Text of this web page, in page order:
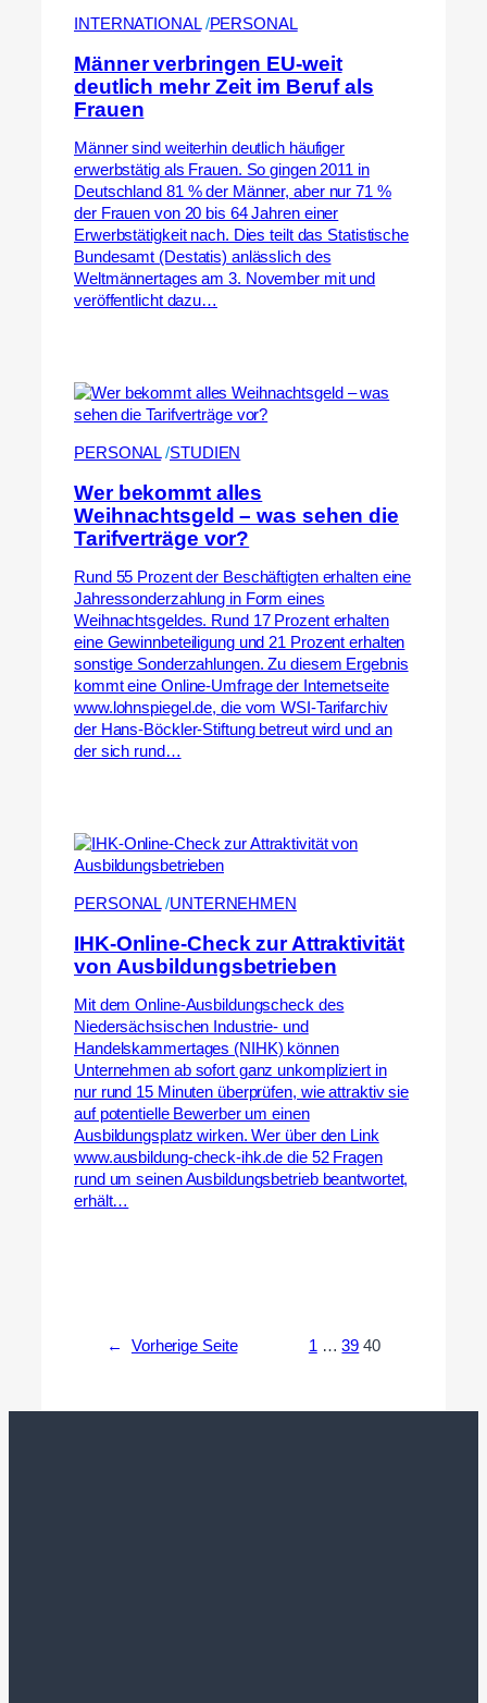
INTERNATIONAL /PERSONAL
Männer verbringen EU-weit
deutlich mehr Zeit im Beruf als
Frauen
Männer sind weiterhin deutlich häufiger
erwerbstätig als Frauen. So gingen 2011 in
Deutschland 81 % der Männer, aber nur 71 %
der Frauen von 20 bis 64 Jahren einer
Erwerbstätigkeit nach. Dies teilt das Statistische
Bundesamt (Destatis) anlässlich des
Weltmännertages am 3. November mit und
veröffentlicht dazu…
PERSONAL /STUDIEN
Wer bekommt alles
Weihnachtsgeld – was sehen die
Tarifverträge vor?
Rund 55 Prozent der Beschäftigten erhalten eine
Jahressonderzahlung in Form eines
Weihnachtsgeldes. Rund 17 Prozent erhalten
eine Gewinnbeteiligung und 21 Prozent erhalten
sonstige Sonderzahlungen. Zu diesem Ergebnis
kommt eine Online-Umfrage der Internetseite
www.lohnspiegel.de, die vom WSI-Tarifarchiv
der Hans-Böckler-Stiftung betreut wird und an
der sich rund…
PERSONAL /UNTERNEHMEN
IHK-Online-Check zur Attraktivität
von Ausbildungsbetrieben
Mit dem Online-Ausbildungscheck des
Niedersächsischen Industrie- und
Handelskammertages (NIHK) können
Unternehmen ab sofort ganz unkompliziert in
nur rund 15 Minuten überprüfen, wie attraktiv sie
auf potentielle Bewerber um einen
Ausbildungsplatz wirken. Wer über den Link
www.ausbildung-check-ihk.de die 52 Fragen
rund um seinen Ausbildungsbetrieb beantwortet,
erhält…
← Vorherige Seite 1 … 39 40